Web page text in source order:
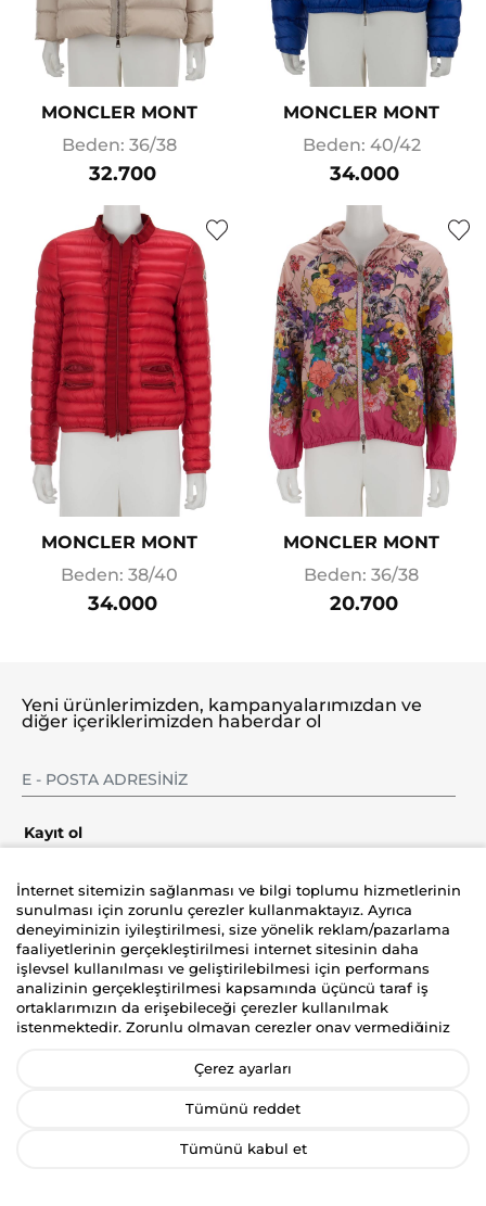
MONCLER MONT
Beden: 36/38
32.700
MONCLER MONT
Beden: 40/42
34.000
MONCLER MONT
Beden: 38/40
34.000
MONCLER MONT
Beden: 36/38
20.700
Şirket
Üyelik
Yardım
Yeni ürünlerimizden, kampanyalarımızdan ve
diğer içeriklerimizden haberdar ol
Kayıt ol
İnternet sitemizin sağlanması ve bilgi toplumu hizmetlerinin
sunulması için zorunlu çerezler kullanmaktayız. Ayrıca
deneyiminizin iyileştirilmesi, size yönelik reklam/pazarlama
faaliyetlerinin gerçekleştirilmesi internet sitesinin daha
işlevsel kullanılması ve geliştirilebilmesi için performans
analizinin gerçekleştirilmesi kapsamında üçüncü taraf iş
ortaklarımızın da erişebileceği çerezler kullanılmak
istenmektedir. Zorunlu olmayan çerezler onay vermediğiniz
yönelik reklam/pazarlama faaliyetlerinin gerçekleştirilmesi,
(gizlilik tercihiniz hariç olmak üzere diğer tercihlerinizin siteye
işlenmesini kabul ediyorsanız“Kabul Et
Çerez ayarları
Tümünü reddet
Tümünü kabul et